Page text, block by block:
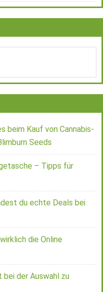
beim Kauf von Cannabis-
Seeds
– Tipps für
du echte Deals bei
die Online
der Auswahl zu